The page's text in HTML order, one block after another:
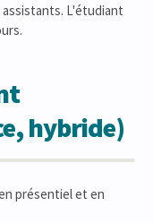
L'étudiant
hybride)
présentiel et en